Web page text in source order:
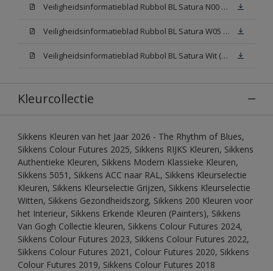
Veiligheidsinformatieblad Rubbol BL Satura N00 (MSDS)
Veiligheidsinformatieblad Rubbol BL Satura W05 (MSDS)
Veiligheidsinformatieblad Rubbol BL Satura Wit (MSDS)
Kleurcollectie
Sikkens Kleuren van het Jaar 2026 - The Rhythm of Blues,
Sikkens Colour Futures 2025, Sikkens RIJKS Kleuren, Sikkens
Authentieke Kleuren, Sikkens Modern Klassieke Kleuren,
Sikkens 5051, Sikkens ACC naar RAL, Sikkens Kleurselectie
Kleuren, Sikkens Kleurselectie Grijzen, Sikkens Kleurselectie
Witten, Sikkens Gezondheidszorg, Sikkens 200 Kleuren voor
het Interieur, Sikkens Erkende Kleuren (Painters), Sikkens
Van Gogh Collectie kleuren, Sikkens Colour Futures 2024,
Sikkens Colour Futures 2023, Sikkens Colour Futures 2022,
Sikkens Colour Futures 2021, Colour Futures 2020, Sikkens
Colour Futures 2019, Sikkens Colour Futures 2018